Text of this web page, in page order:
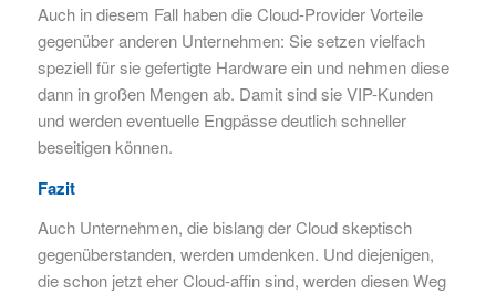
Auch in diesem Fall haben die Cloud-Provider Vorteile
gegenüber anderen Unternehmen: Sie setzen vielfach
speziell für sie gefertigte Hardware ein und nehmen diese
dann in großen Mengen ab. Damit sind sie VIP-Kunden
und werden eventuelle Engpässe deutlich schneller
beseitigen können.
Fazit
Auch Unternehmen, die bislang der Cloud skeptisch
gegenüberstanden, werden umdenken. Und diejenigen,
die schon jetzt eher Cloud-affin sind, werden diesen Weg